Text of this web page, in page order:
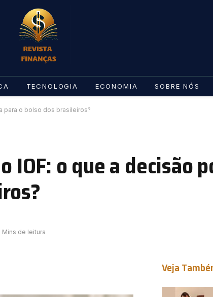
TECNOLOGIA ECONOMIA SOBRE NÓS
para o bolso dos brasileiros?
IOF: o que a decisão
Mins de leitura
Veja